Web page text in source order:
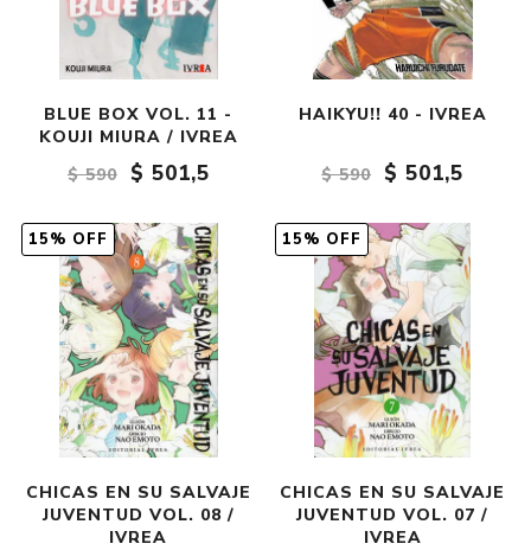
BLUE BOX VOL. 11 -
KOUJI MIURA / IVREA
$ 590
$ 501,5
HAIKYU!! 40 - IVREA
$ 590 $ 501,5
15% OFF
CHICAS EN SU SALVAJE
JUVENTUD VOL. 08 /
IVREA
15% OFF
CHICAS EN SU SALVAJE
JUVENTUD VOL. 07 /
IVREA